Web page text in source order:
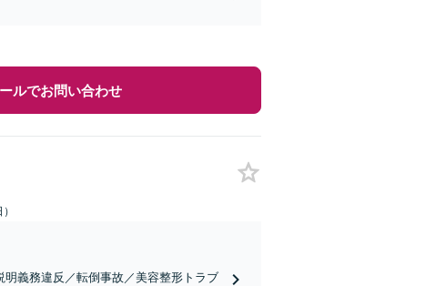
ルでお問い合わせ
明義務違反／転倒事故／美容整形トラブ